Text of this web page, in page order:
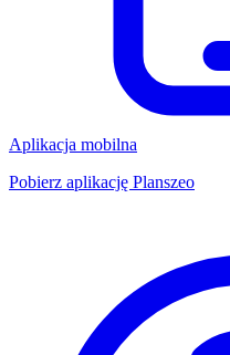
Aplikacja mobilna
Pobierz aplikację Planszeo